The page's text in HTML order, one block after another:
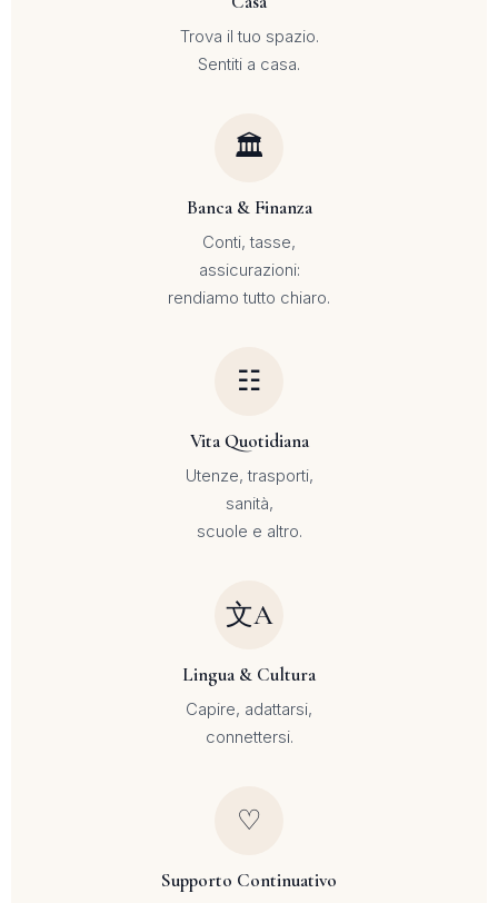
Trova il tuo spazio.
Sentiti a casa.
🏛
Banca & Finanza
Conti, tasse,
assicurazioni:
rendiamo tutto chiaro.
☷
Vita Quotidiana
Utenze, trasporti,
sanità,
scuole e altro.
文A
Lingua & Cultura
Capire, adattarsi,
connettersi.
♡
Supporto Continuativo